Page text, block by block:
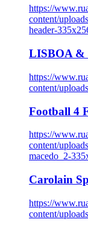
https://
content/
header-
LISBOA &
https://
content/
Football 4
https://
content/
macedo_2-
Carolain
https://
content/